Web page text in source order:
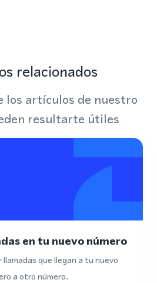
relacionados
los artículos de nuestro
resultarte útiles
en tu nuevo número
que llegan a tu nuevo
a otro número.